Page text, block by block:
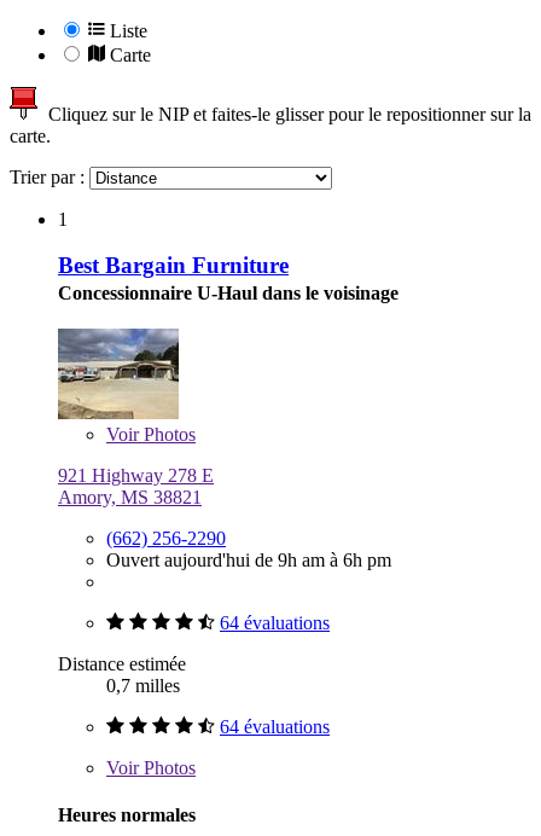
Liste
Carte
Cliquez sur le NIP et faites-le glisser pour le repositionner sur la
carte.
Trier par :
1
Best Bargain Furniture
Concessionnaire U-Haul dans le voisinage
VoirPhotos
921 Highway 278 E
Amory, MS 38821
(662) 256-2290
Ouvert aujourd'hui de 9h am à 6h pm
64 évaluations
Distance estimée
0,7 milles
64 évaluations
VoirPhotos
Heures normales